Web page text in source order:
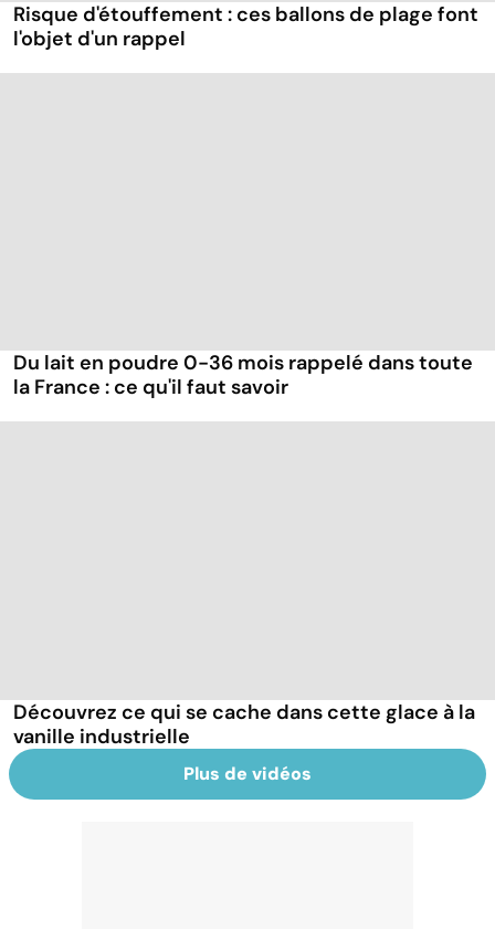
Risque d'étouffement : ces ballons de plage font
l'objet d'un rappel
Du lait en poudre 0-36 mois rappelé dans toute
la France : ce qu'il faut savoir
Découvrez ce qui se cache dans cette glace à la
vanille industrielle
Plus de vidéos